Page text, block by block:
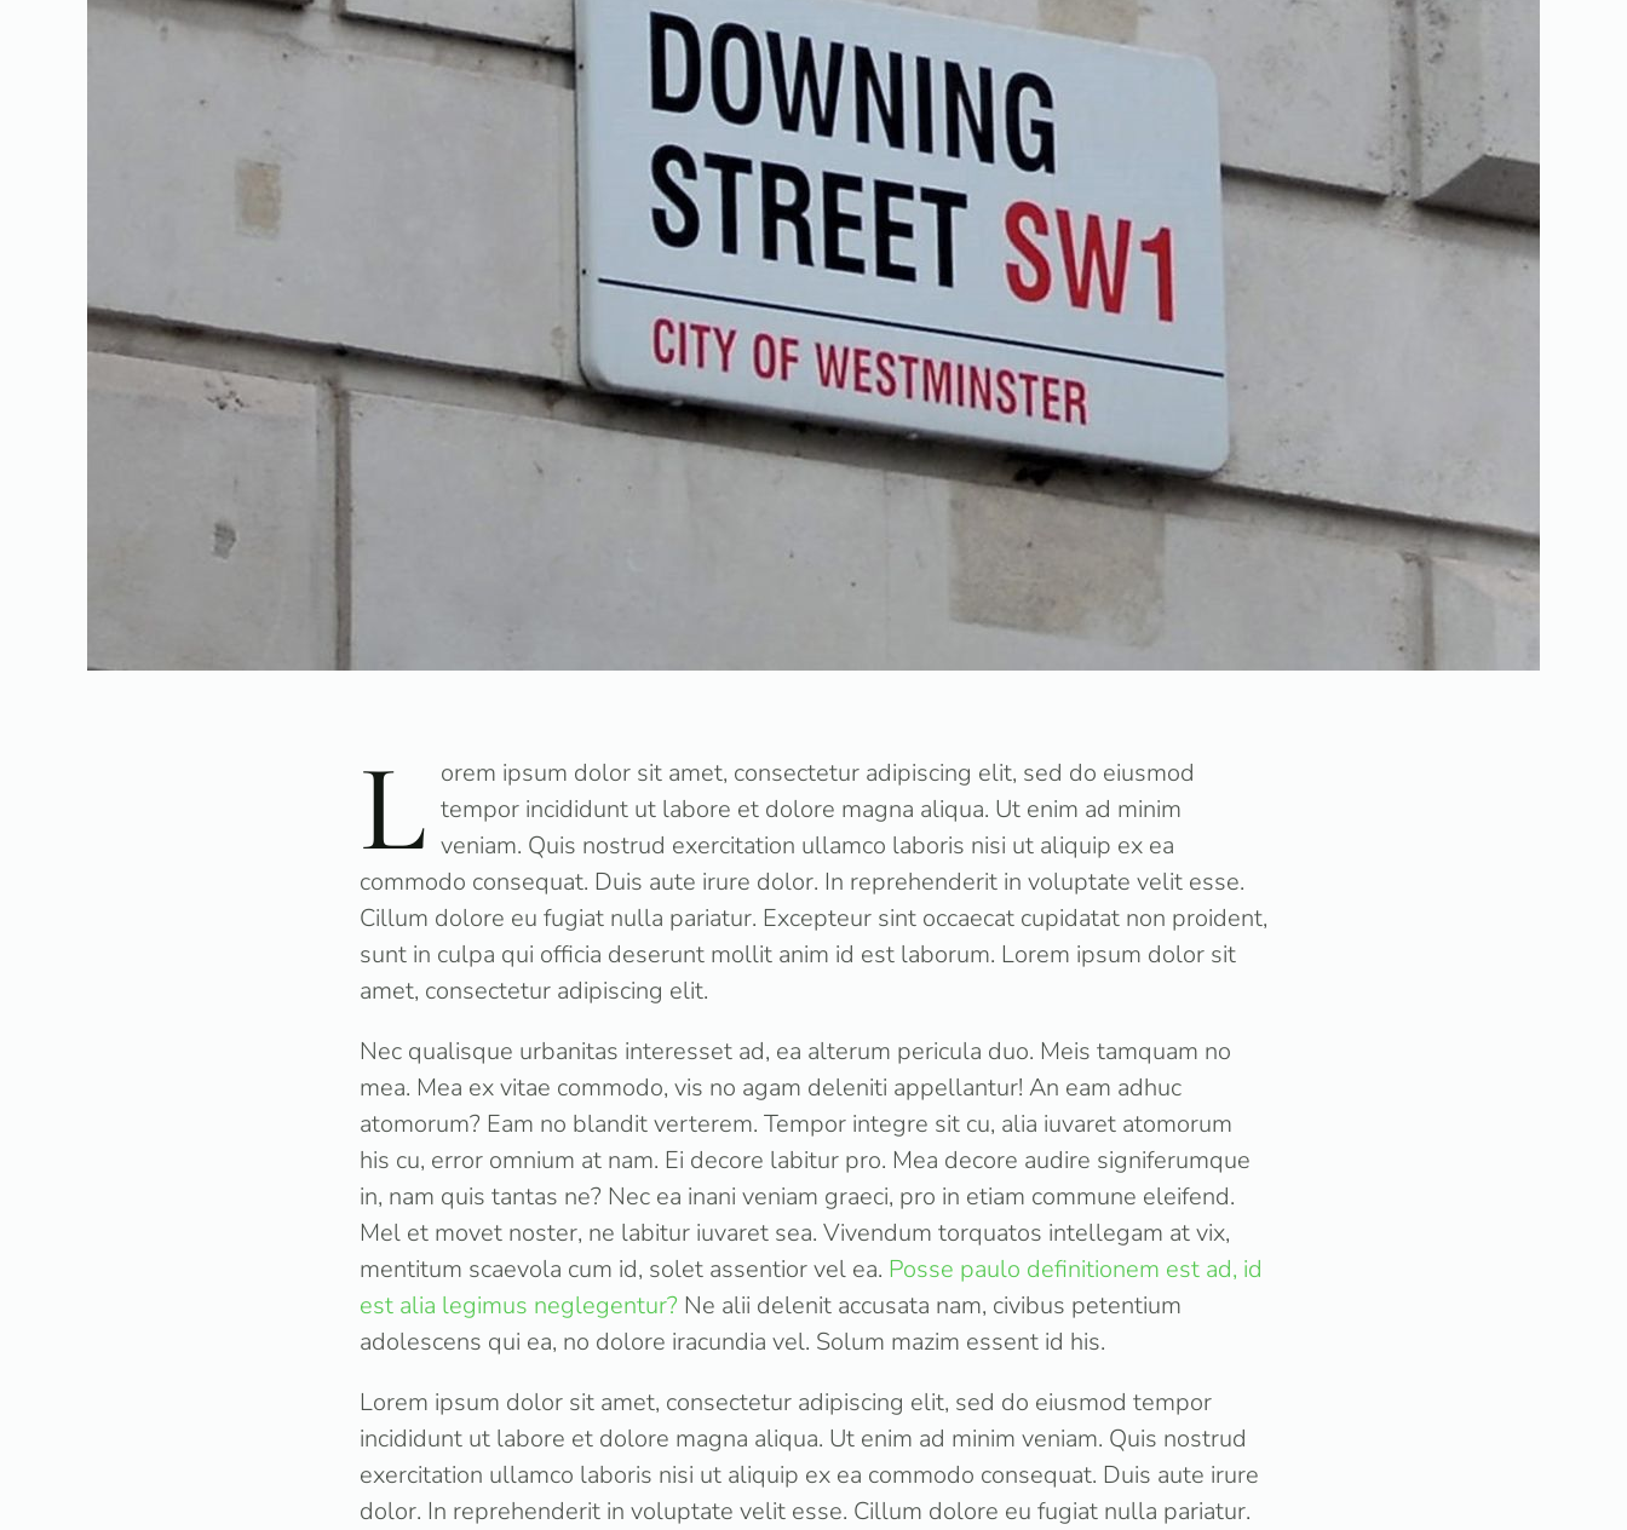
L orem ipsum dolor sit amet, consectetur adipiscing elit, sed do eiusmod
tempor incididunt ut labore et dolore magna aliqua. Ut enim ad minim
veniam. Quis nostrud exercitation ullamco laboris nisi ut aliquip ex ea
commodo consequat. Duis aute irure dolor. In reprehenderit in voluptate velit esse.
Cillum dolore eu fugiat nulla pariatur. Excepteur sint occaecat cupidatat non proident,
sunt in culpa qui officia deserunt mollit anim id est laborum. Lorem ipsum dolor sit
amet, consectetur adipiscing elit.
Nec qualisque urbanitas interesset ad, ea alterum pericula duo. Meis tamquam no
mea. Mea ex vitae commodo, vis no agam deleniti appellantur! An eam adhuc
atomorum? Eam no blandit verterem. Tempor integre sit cu, alia iuvaret atomorum
his cu, error omnium at nam. Ei decore labitur pro. Mea decore audire signiferumque
in, nam quis tantas ne? Nec ea inani veniam graeci, pro in etiam commune eleifend.
Mel et movet noster, ne labitur iuvaret sea. Vivendum torquatos intellegam at vix,
mentitum scaevola cum id, solet assentior vel ea. Posse paulo definitionem est ad, id
est alia legimus neglegentur? Ne alii delenit accusata nam, civibus petentium
adolescens qui ea, no dolore iracundia vel. Solum mazim essent id his.
Lorem ipsum dolor sit amet, consectetur adipiscing elit, sed do eiusmod tempor
incididunt ut labore et dolore magna aliqua. Ut enim ad minim veniam. Quis nostrud
exercitation ullamco laboris nisi ut aliquip ex ea commodo consequat. Duis aute irure
dolor. In reprehenderit in voluptate velit esse. Cillum dolore eu fugiat nulla pariatur.